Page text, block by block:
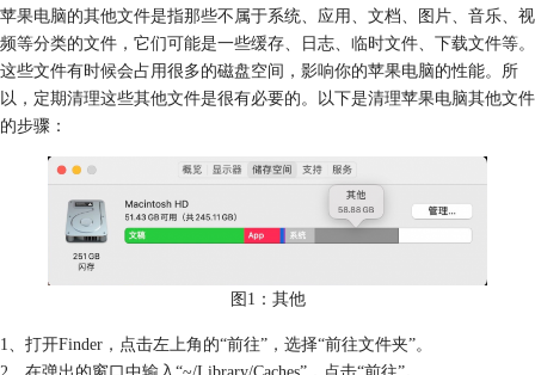
苹果电脑的其他文件是指那些不属于系统、应用、文档、图片、音乐、视
频等分类的文件，它们可能是一些缓存、日志、临时文件、下载文件等。
这些文件有时候会占用很多的磁盘空间，影响你的苹果电脑的性能。所
以，定期清理这些其他文件是很有必要的。以下是清理苹果电脑其他文件
的步骤：
图1：其他
1、打开Finder，点击左上角的“前往”，选择“前往文件夹”。
2、在弹出的窗口中输入“~/Library/Caches”，点击“前往”。